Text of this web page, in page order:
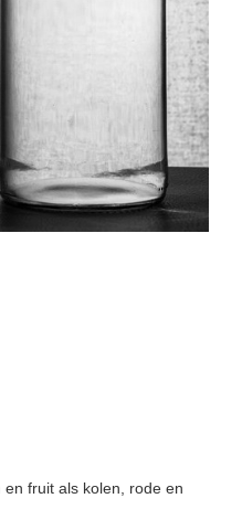
fruit als kolen, rode en